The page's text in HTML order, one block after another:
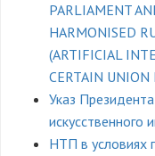
PARLIAMENT
HARMONISED
(ARTIFICIAL
CERTAIN UNION
Указ
искусственного
НТП в условиях